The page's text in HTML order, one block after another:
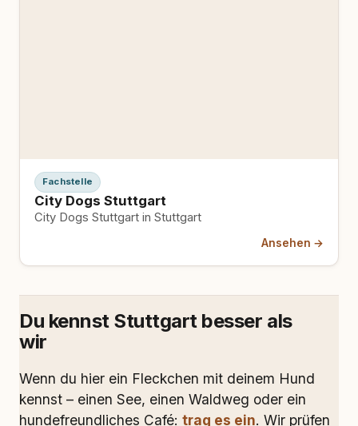
Fachstelle
City Dogs Stuttgart
City Dogs Stuttgart in Stuttgart
Ansehen →
Du kennst Stuttgart besser als
wir
Wenn du hier ein Fleckchen mit deinem Hund
kennst – einen See, einen Waldweg oder ein
hundefreundliches Café: trag es ein. Wir prüfen